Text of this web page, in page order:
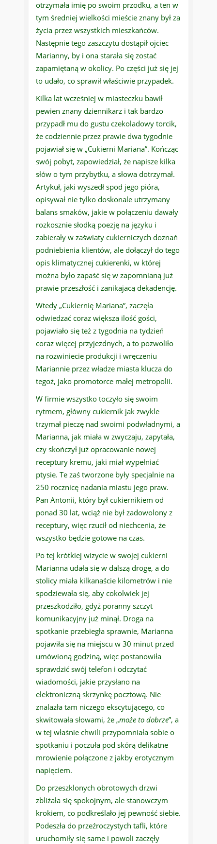
otrzymała imię po swoim przodku, a ten w
tym średniej wielkości mieście znany był za
życia przez wszystkich mieszkańców.
Następnie tego zaszczytu dostąpił ojciec
Marianny, by i ona starała się zostać
zapamiętaną w okolicy. Po części już się jej
to udało, co sprawił właściwie przypadek.
Kilka lat wcześniej w miasteczku bawił
pewien znany dziennikarz i tak bardzo
przypadł mu do gustu czekoladowy torcik,
że codziennie przez prawie dwa tygodnie
pojawiał się w „Cukierni Mariana”. Kończąc
swój pobyt, zapowiedział, że napisze kilka
słów o tym przybytku, a słowa dotrzymał.
Artykuł, jaki wyszedł spod jego pióra,
opisywał nie tylko doskonale utrzymany
balans smaków, jakie w połączeniu dawały
rozkosznie słodką poezję na języku i
zabierały w zaświaty cukierniczych doznań
podniebienia klientów, ale dołączył do tego
opis klimatycznej cukierenki, w której
można było zapaść się w zapomnianą już
prawie przeszłość i zanikajacą dekadencję.
Wtedy „Cukiernię Mariana”, zaczęła
odwiedzać coraz większa ilość gości,
pojawiało się też z tygodnia na tydzień
coraz więcej przyjezdnych, a to pozwoliło
na rozwiniecie produkcji i wręczeniu
Mariannie przez władze miasta klucza do
tegoż, jako promotorce małej metropolii.
W firmie wszystko toczyło się swoim
rytmem, główny cukiernik jak zwykle
trzymał pieczę nad swoimi podwładnymi, a
Marianna, jak miała w zwyczaju, zapytała,
czy skończył już opracowanie nowej
receptury kremu, jaki miał wypełniać
ptysie. Te zaś tworzone były specjalnie na
250 rocznicę nadania miastu jego praw.
Pan Antonii, który był cukiernikiem od
ponad 30 lat, wciąż nie był zadowolony z
receptury, więc rzucił od niechcenia, że
wszystko będzie gotowe na czas.
Po tej krótkiej wizycie w swojej cukierni
Marianna udała się w dalszą drogę, a do
stolicy miała kilkanaście kilometrów i nie
spodziewała się, aby cokolwiek jej
przeszkodziło, gdyż poranny szczyt
komunikacyjny już minął. Droga na
spotkanie przebiegła sprawnie, Marianna
pojawiła się na miejscu w 30 minut przed
umówioną godziną, więc postanowiła
sprawdzić swój telefon i odczytać
wiadomości, jakie przysłano na
elektroniczną skrzynkę pocztową. Nie
znalazła tam niczego ekscytującego, co
skwitowała słowami, że „może to dobrze”, a
w tej właśnie chwili przypomniała sobie o
spotkaniu i poczuła pod skórą delikatne
mrowienie połączone z jakby erotycznym
napięciem.
Do przeszklonych obrotowych drzwi
zbliżała się spokojnym, ale stanowczym
krokiem, co podkreślało jej pewność siebie.
Podeszła do przeźroczystych tafli, które
uruchomiły się same i powoli zaczęły